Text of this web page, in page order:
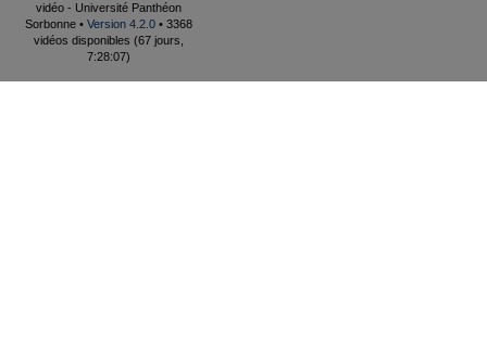
vidéo - Université Panthéon
Sorbonne • Version 4.2.0 • 3368
vidéos disponibles (67 jours,
7:28:07)